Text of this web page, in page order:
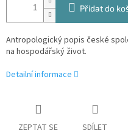
Přidat do
Antropologický popis české
na hospodářský život.
Detailní informace
ZEPTAT SE SDÍLET